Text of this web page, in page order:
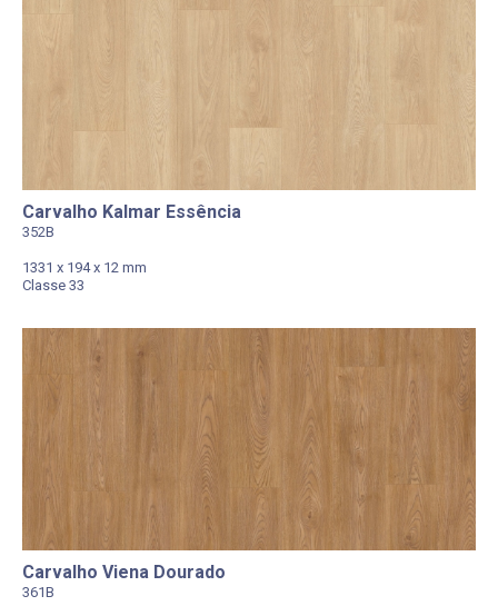
Carvalho Kalmar Essência
352B
1331 x 194 x 12 mm
Classe 33
Carvalho Viena Dourado
361B